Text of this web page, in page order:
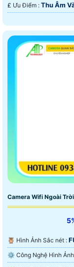
️₤ Ưu Điểm : Thu Âm
Camera Wifi Ngoài
🦉 Hình Ảnh Sắc nét :